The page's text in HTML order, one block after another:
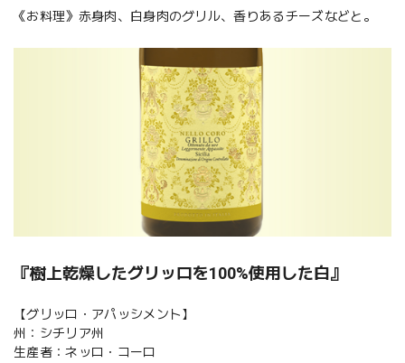
《お料理》赤身肉、白身肉のグリル、香りあるチーズなどと。
『樹上乾燥したグリッロを100%使用した白』
【グリッロ・アパッシメント】
州：シチリア州
生産者：ネッロ・コーロ